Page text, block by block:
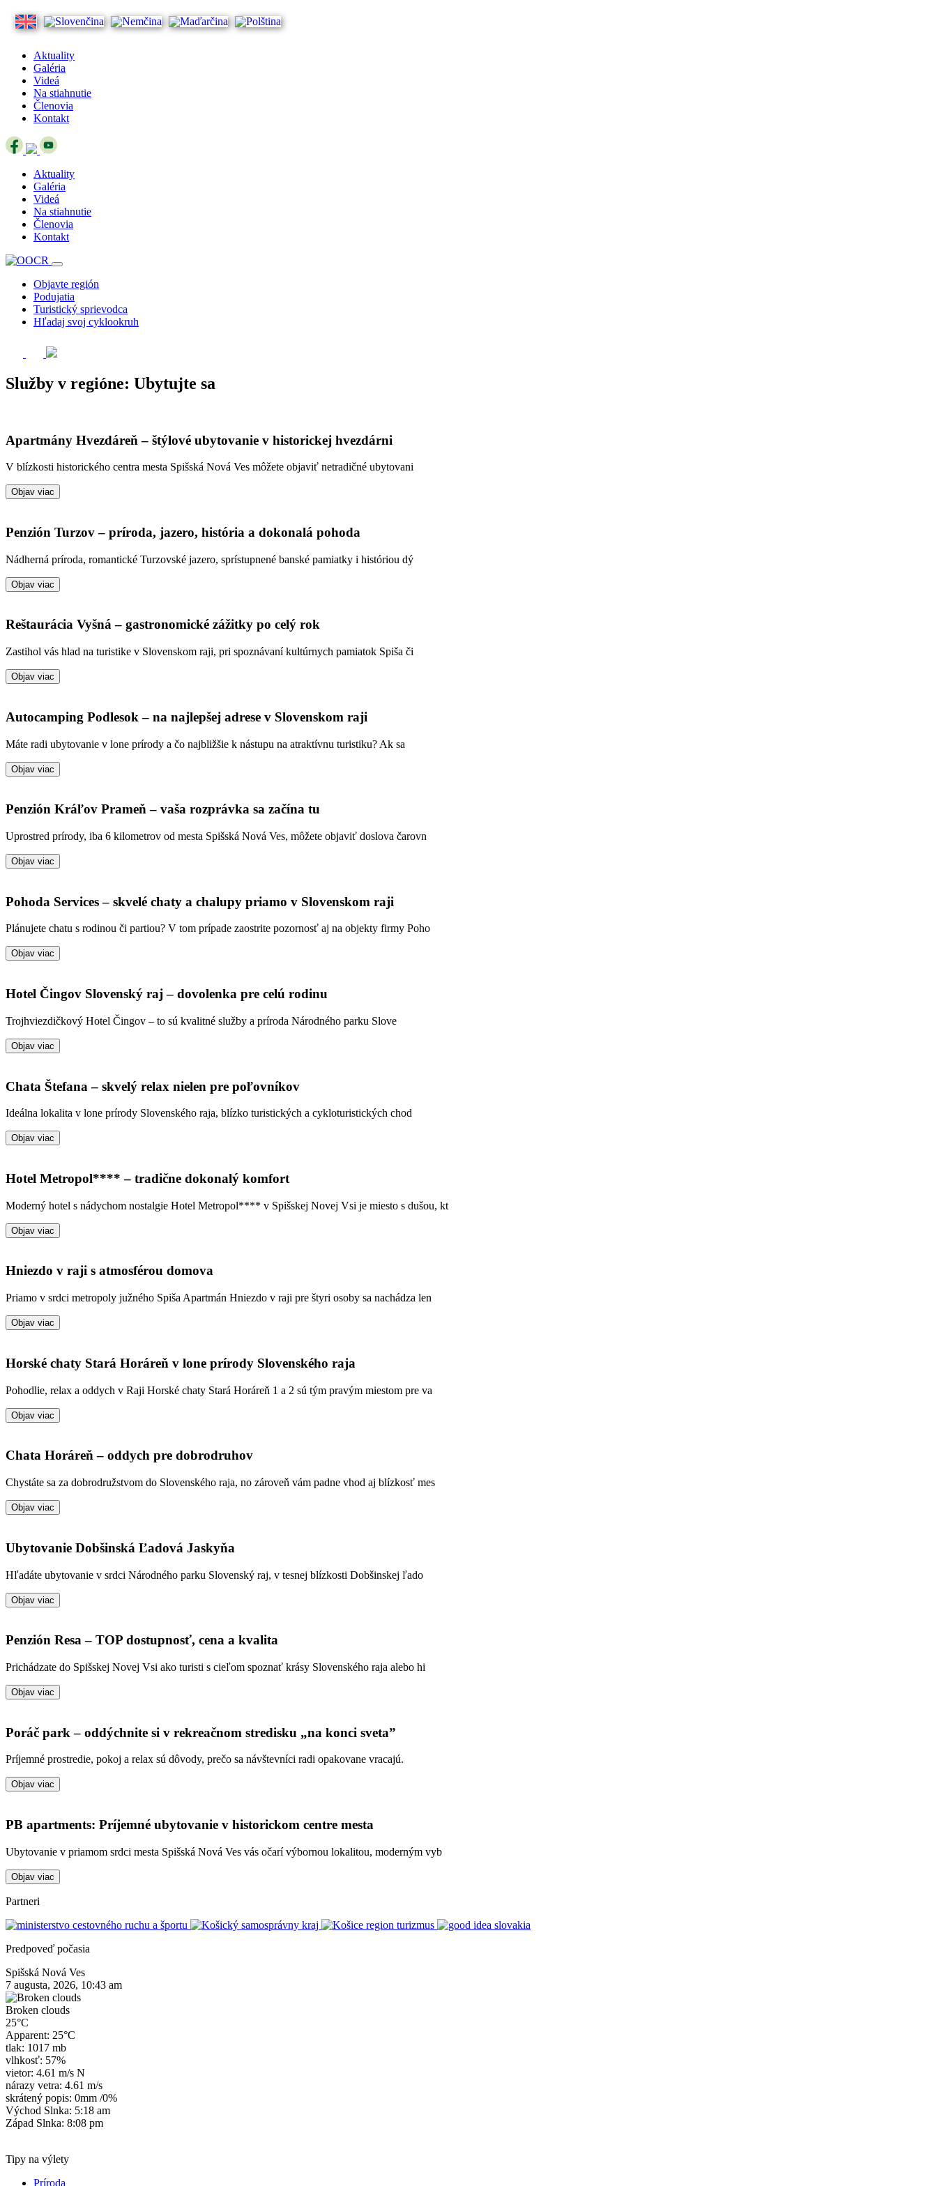
Aktuality
Galéria
Videá
Na stiahnutie
Členovia
Kontakt
Aktuality
Galéria
Videá
Na stiahnutie
Členovia
Kontakt
Objavte región
Podujatia
Turistický sprievodca
Hľadaj svoj cyklookruh
Služby v regióne: Ubytujte sa
Apartmány Hvezdáreň – štýlové ubytovanie v historickej hvezdárni
V blízkosti historického centra mesta Spišská Nová Ves môžete objaviť netradičné ubytovani
Objav viac
Penzión Turzov – príroda, jazero, história a dokonalá pohoda
Nádherná príroda, romantické Turzovské jazero, sprístupnené banské pamiatky i históriou dý
Objav viac
Reštaurácia Vyšná – gastronomické zážitky po celý rok
Zastihol vás hlad na turistike v Slovenskom raji, pri spoznávaní kultúrnych pamiatok Spiša či
Objav viac
Autocamping Podlesok – na najlepšej adrese v Slovenskom raji
Máte radi ubytovanie v lone prírody a čo najbližšie k nástupu na atraktívnu turistiku? Ak sa
Objav viac
Penzión Kráľov Prameň – vaša rozprávka sa začína tu
Uprostred prírody, iba 6 kilometrov od mesta Spišská Nová Ves, môžete objaviť doslova čarovn
Objav viac
Pohoda Services – skvelé chaty a chalupy priamo v Slovenskom raji
Plánujete chatu s rodinou či partiou? V tom prípade zaostrite pozornosť aj na objekty firmy Poho
Objav viac
Hotel Čingov Slovenský raj – dovolenka pre celú rodinu
Trojhviezdičkový Hotel Čingov – to sú kvalitné služby a príroda Národného parku Slove
Objav viac
Chata Štefana – skvelý relax nielen pre poľovníkov
Ideálna lokalita v lone prírody Slovenského raja, blízko turistických a cykloturistických chod
Objav viac
Hotel Metropol**** – tradične dokonalý komfort
Moderný hotel s nádychom nostalgie Hotel Metropol**** v Spišskej Novej Vsi je miesto s dušou, kt
Objav viac
Hniezdo v raji s atmosférou domova
Priamo v srdci metropoly južného Spiša Apartmán Hniezdo v raji pre štyri osoby sa nachádza len
Objav viac
Horské chaty Stará Horáreň v lone prírody Slovenského raja
Pohodlie, relax a oddych v Raji Horské chaty Stará Horáreň 1 a 2 sú tým pravým miestom pre va
Objav viac
Chata Horáreň – oddych pre dobrodruhov
Chystáte sa za dobrodružstvom do Slovenského raja, no zároveň vám padne vhod aj blízkosť mes
Objav viac
Ubytovanie Dobšinská Ľadová Jaskyňa
Hľadáte ubytovanie v srdci Národného parku Slovenský raj, v tesnej blízkosti Dobšinskej ľado
Objav viac
Penzión Resa – TOP dostupnosť, cena a kvalita
Prichádzate do Spišskej Novej Vsi ako turisti s cieľom spoznať krásy Slovenského raja alebo hi
Objav viac
Poráč park – oddýchnite si v rekreačnom stredisku „na konci sveta”
Príjemné prostredie, pokoj a relax sú dôvody, prečo sa návštevníci radi opakovane vracajú.
Objav viac
PB apartments: Príjemné ubytovanie v historickom centre mesta
Ubytovanie v priamom srdci mesta Spišská Nová Ves vás očarí výbornou lokalitou, moderným vyb
Objav viac
Partneri
Predpoveď počasia
Spišská Nová Ves
7 augusta, 2026, 10:43 am
Broken clouds
25°C
Apparent: 25°C
tlak: 1017 mb
vlhkosť: 57%
vietor: 4.61 m/s N
nárazy vetra: 4.61 m/s
skrátený popis: 0mm /0%
Východ Slnka: 5:18 am
Západ Slnka: 8:08 pm
Tipy na výlety
Príroda